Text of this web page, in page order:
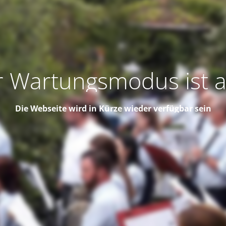
Wartungsmodus ist
Die Webseite wird in Kürze wieder verfügbar sein